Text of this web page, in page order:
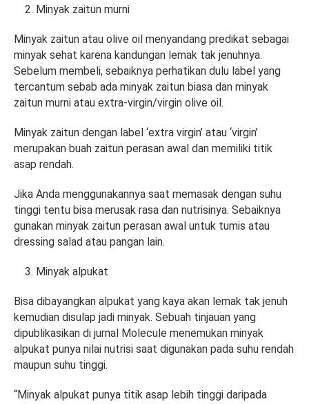
Minyak zaitun murni
Minyak zaitun atau olive oil menyandang predikat sebagai
minyak sehat karena kandungan lemak tak jenuhnya.
Sebelum membeli, sebaiknya perhatikan dulu label yang
tercantum sebab ada minyak zaitun biasa dan minyak
zaitun murni atau extra-virgin/virgin olive oil.
Minyak zaitun dengan label ‘extra virgin’ atau ‘virgin’
merupakan buah zaitun perasan awal dan memiliki titik
asap rendah.
Jika Anda menggunakannya saat memasak dengan suhu
tinggi tentu bisa merusak rasa dan nutrisinya. Sebaiknya
gunakan minyak zaitun perasan awal untuk tumis atau
dressing salad atau pangan lain.
Minyak alpukat
Bisa dibayangkan alpukat yang kaya akan lemak tak jenuh
kemudian disulap jadi minyak. Sebuah tinjauan yang
dipublikasikan di jurnal Molecule menemukan minyak
alpukat punya nilai nutrisi saat digunakan pada suhu rendah
maupun suhu tinggi.
“Minyak alpukat punya titik asap lebih tinggi daripada